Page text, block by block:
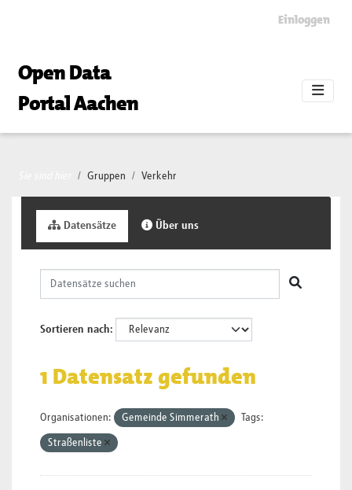
Einloggen
Open Data
Portal Aachen
Gruppen Verkehr
Datensätze Über uns
Sortieren nach
1 Datensatz gefunden
Organisationen: Gemeinde Simmerath Tags:
Straßenliste